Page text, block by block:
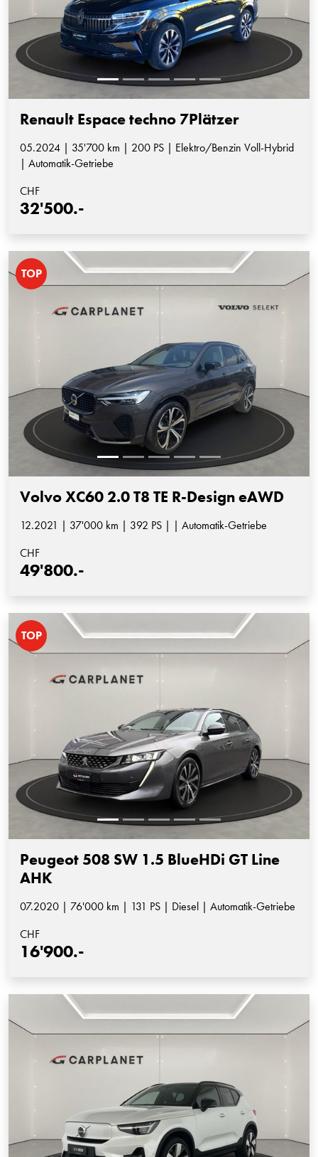
Renault Espace techno 7Plätzer
05.2024 | 35'700 km | 200 PS | Elektro/Benzin Voll-Hybrid
| Automatik-Getriebe
CHF
32'500.-
TOP
Volvo XC60 2.0 T8 TE R-Design eAWD
12.2021 | 37'000 km | 392 PS | | Automatik-Getriebe
CHF
49'800.-
TOP
Peugeot 508 SW 1.5 BlueHDi GT Line
AHK
07.2020 | 76'000 km | 131 PS | Diesel | Automatik-Getriebe
CHF
16'900.-